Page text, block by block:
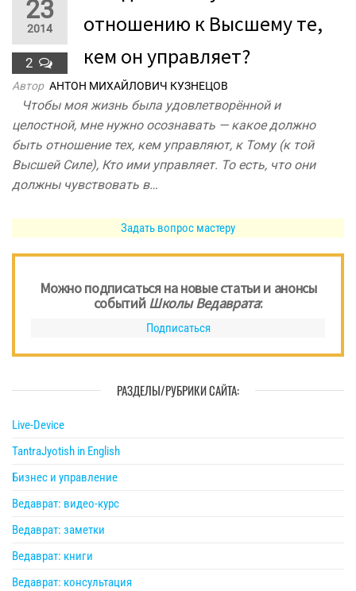
23
2014
2
отношению к Высшему те,
кем он управляет?
Автор АНТОН МИХАЙЛОВИЧ КУЗНЕЦОВ
Чтобы моя жизнь была удовлетворённой и
целостной, мне нужно осознавать — какое должно
быть отношение тех, кем управляют, к Тому (к той
Высшей Силе), Кто ими управляет. То есть, что они
должны чувствовать в…
Задать вопрос мастеру
Можно подписаться на новые статьи и анонсы
событийШколы Ведаврата:
Подписаться
РАЗДЕЛЫ/РУБРИКИ САЙТА:
Live-Device
TantraJyotish in English
Бизнес и управление
Ведаврат: видео-курс
Ведаврат: заметки
Ведаврат: книги
Ведаврат: консультация